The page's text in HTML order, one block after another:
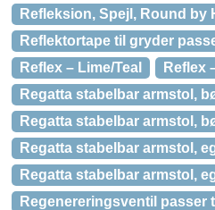
Refleksion, Spejl, Round by
Reflektortape til gryder
Reflex – Lime/Teal
Reflex
Regatta stabelbar armstol,
Regatta stabelbar armstol,
Regatta stabelbar armstol,
Regatta stabelbar armstol,
Regenereringsventil passer